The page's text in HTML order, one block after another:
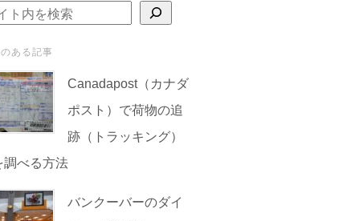
ある記事
Canadapost（カナダ
ポスト）で荷物の追
跡（トラッキング）
調べる方法
バンクーバーのダイ